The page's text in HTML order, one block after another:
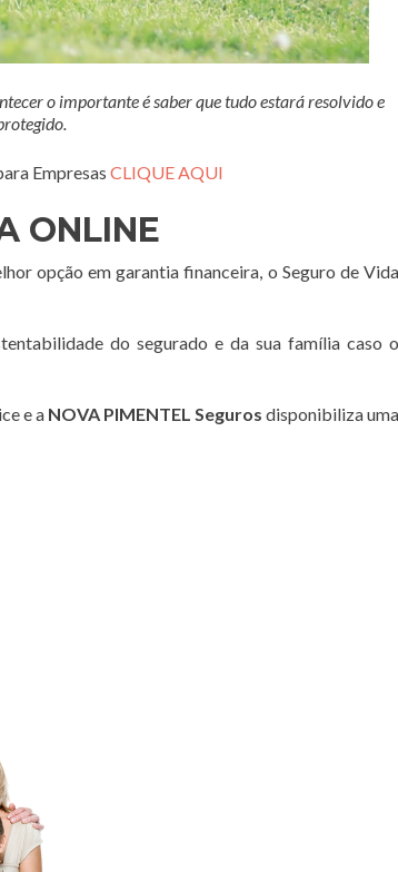
o importante é saber que tudo estará resolvido e
Empresas CLIQUE AQUI
ONLINE
opção em garantia financeira, o Seguro de Vida
do segurado e da sua família caso o
e a NOVA PIMENTEL Seguros disponibiliza uma